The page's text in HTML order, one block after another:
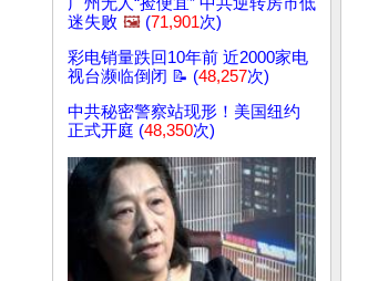
迷失败 🖼️ (71,901次)
彩电销量跌回10年前 近2000家电
视台濒临倒闭 📝 (48,257次)
中共秘密警察站现形！美国纽约
正式开庭 (48,350次)